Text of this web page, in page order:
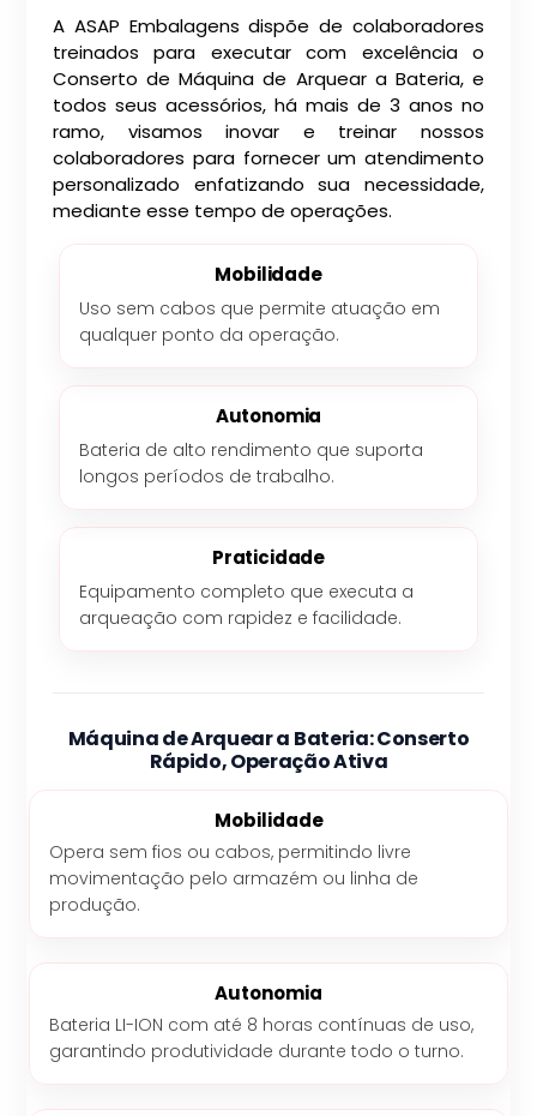
A ASAP Embalagens dispõe de colaboradores
treinados para executar com excelência o
Conserto de Máquina de Arquear a Bateria, e
todos seus acessórios, há mais de 3 anos no
ramo, visamos inovar e treinar nossos
colaboradores para fornecer um atendimento
personalizado enfatizando sua necessidade,
mediante esse tempo de operações.
Mobilidade
Uso sem cabos que permite atuação em
qualquer ponto da operação.
Autonomia
Bateria de alto rendimento que suporta
longos períodos de trabalho.
Praticidade
Equipamento completo que executa a
arqueação com rapidez e facilidade.
Máquina de Arquear a Bateria: Conserto
Rápido, Operação Ativa
Mobilidade
Opera sem fios ou cabos, permitindo livre
movimentação pelo armazém ou linha de
produção.
Autonomia
Bateria LI-ION com até 8 horas contínuas de uso,
garantindo produtividade durante todo o turno.